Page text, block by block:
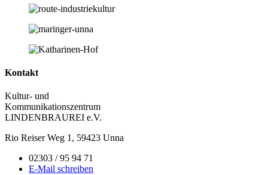
Kontakt
Kultur- und
Kommunikationszentrum
LINDENBRAUREI e.V.
Rio Reiser Weg 1, 59423 Unna
02303 / 95 94 71
E-Mail schreiben